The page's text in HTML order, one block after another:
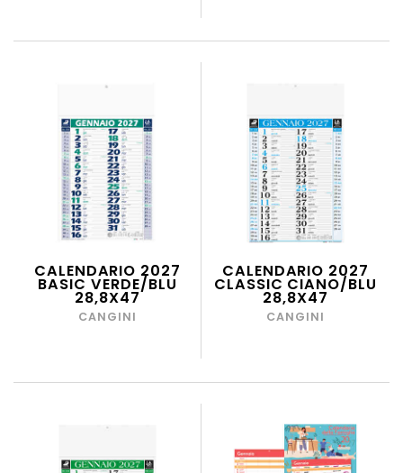
CALENDARIO 2027
BASIC VERDE/BLU
28,8X47
CANGINI
CALENDARIO 2027
CLASSIC CIANO/BLU
28,8X47
CANGINI